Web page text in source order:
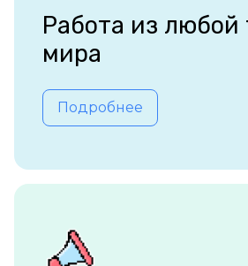
Работа из любой
мира
Подробнее